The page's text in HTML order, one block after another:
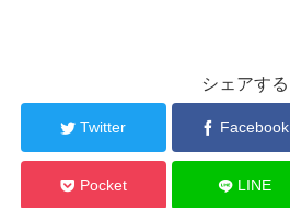
シェアする
Twitter Facebook
Pocket LINE